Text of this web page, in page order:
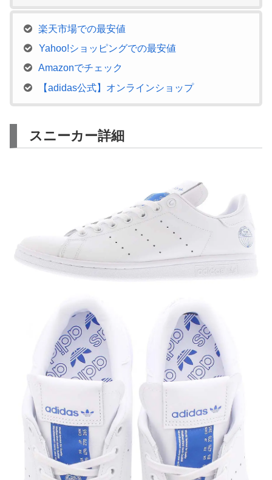
楽天市場での最安値
Yahoo!ショッピングでの最安値
Amazonでチェック
【adidas公式】オンラインショップ
スニーカー詳細